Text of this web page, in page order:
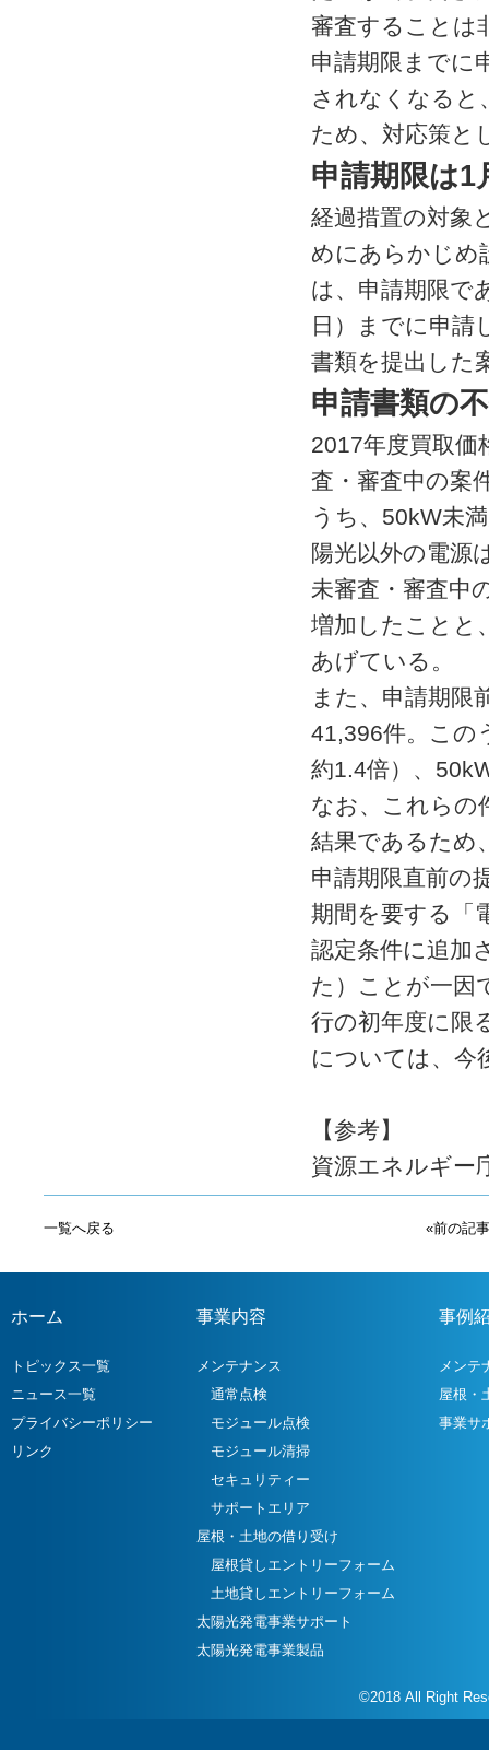
審査することは
申請期限までに
されなくなると
ため、対応策と
申請期限は1
経過措置の対象
めにあらかじめ
は、申請期限で
日）までに申請
書類を提出した
申請書類の
2017年度買取価
査・審査中の案
うち、50kW未満
陽光以外の電源
未審査・審査中
増加したことと
あげている。
また、申請期限
41,396件。こ
約1.4倍）、
なお、これらの
結果であるため
申請期限直前の
期間を要する「
認定条件に追加
た）ことが一因
行の初年度に限
については、今
【参考】
資源エネルギー
一覧へ戻る «前の記
ホーム
トピックス一覧
ニュース一覧
プライバシーポリシー
リンク
事業内容
メンテナンス
通常点検
モジュール点検
モジュール清掃
セキュリティー
サポートエリア
屋根・土地の借り受け
屋根貸しエントリーフォーム
土地貸しエントリーフォーム
太陽光発電事業サポート
太陽光発電事業製品
事例
メンテ
屋根・
事業サ
©2018 All Right